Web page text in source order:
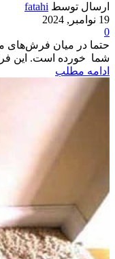
ارسال توسط fatahi
19 نوامبر, 2024
0
حتما در میان فرش‌های
شما خورده است. این
ادامه مطلب